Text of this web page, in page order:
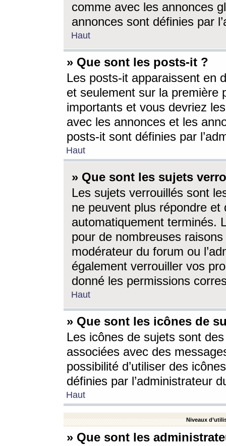
comme avec les annonces
annonces sont définies par
Haut
» Que sont les posts-it ?
Les posts-it apparaissent en
et seulement sur la première
importants et vous devriez
avec les annonces et les
posts-it sont définies par
Haut
» Que sont les sujets
Les sujets verrouillés sont
ne peuvent plus répondre
automatiquement terminés.
pour de nombreuses
modérateur du forum ou
également verrouiller vos
donné les permissions
Haut
» Que sont les icônes de
Les icônes de sujets sont
associées avec des
possibilité d’utiliser des
définies par l’administrateur
Haut
Niveaux
» Que sont les